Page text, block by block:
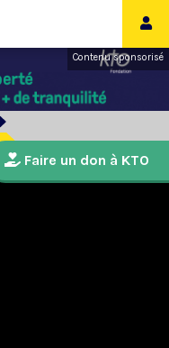
Contenu sponsorisé
Faire un don à KTO